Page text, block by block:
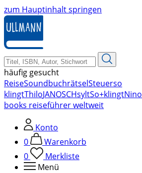
zum Hauptinhalt springen
häufig gesucht
ReiseSoundbuchrätselSteuerso
klingtThiloJANOSCHsyltSo+klingtNino
books reiseführer weltweit
Konto
0
Warenkorb
0
Merkliste
Menü